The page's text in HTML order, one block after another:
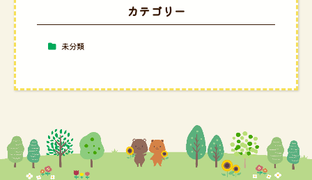
カテゴリー
未分類